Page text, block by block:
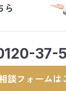
ら
37-
談フォームは